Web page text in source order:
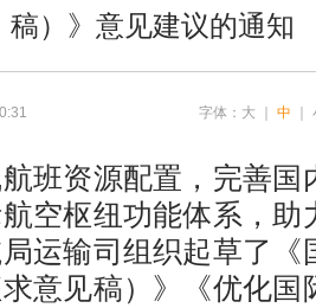
稿）》意见建议的通知
字体： 大 中
资源配置，完善国
空枢纽功能体系，助
运输司组织起草了《
意见稿）》《优化国